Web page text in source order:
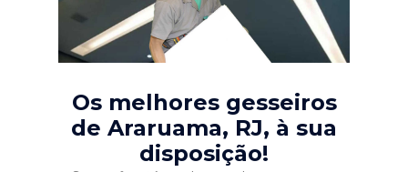
Os melhores gesseiros
de Araruama, RJ, à sua
disposição!